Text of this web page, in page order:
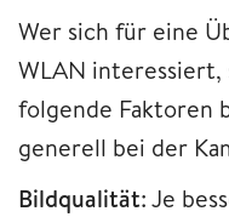
Wer sich für eine
WLAN interessiert,
folgende Faktoren
generell bei der
Bildqualität: Je